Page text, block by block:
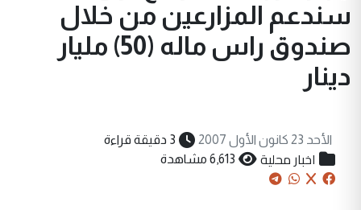
سندعم المزارعين من خلال
صندوق راس ماله (50) مليار
دينار
الأحد 23 كانون الأول 2007 3 دقيقة قراءة
اخبار محلية 6,613 مشاهدة